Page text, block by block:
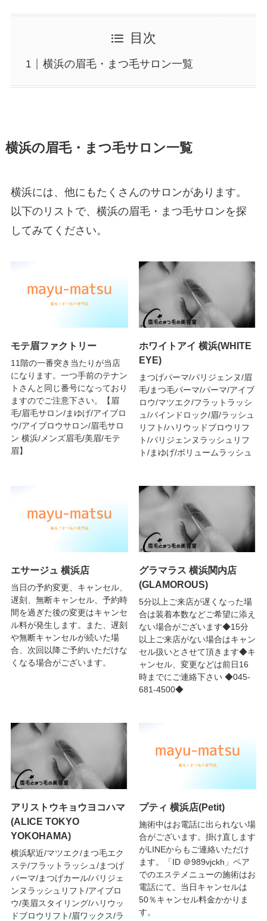
目次
横浜の眉毛・まつ毛サロン一覧
横浜の眉毛・まつ毛サロン一覧
横浜には、他にもたくさんのサロンがあります。
以下のリストで、横浜の眉毛・まつ毛サロンを探
してみてください。
モテ眉ファクトリー
11階の一番突き当たりが当店
になります。一つ手前のテナン
トさんと同じ番号になっており
ますのでご注意下さい。【眉
毛/眉毛サロン/まゆげ/アイブロ
ウ/アイブロウサロン/眉毛サロ
ン 横浜/メンズ眉毛/美眉/モテ
眉】
ホワイトアイ 横浜(WHITE
EYE)
まつげパーマ/パリジェンヌ/眉
毛/まつ毛パーマ/パーマ/アイブ
ロウ/マツエク/フラットラッシ
ュ/バインドロック/眉/ラッシュ
リフト/ハリウッドブロウリフ
ト/パリジェンヌラッシュリフ
ト/まゆげ/ボリュームラッシュ
エサージュ 横浜店
当日の予約変更、キャンセル、
遅刻、無断キャンセル、予約時
間を過ぎた後の変更はキャンセ
ル料が発生します。また、遅刻
や無断キャンセルが続いた場
合、次回以降ご予約いただけな
くなる場合がございます。
グラマラス 横浜関内店
(GLAMOROUS)
5分以上ご来店が遅くなった場
合は装着本数などご希望に添え
ない場合がございます◆15分
以上ご来店がない場合はキャン
セル扱いとさせて頂きます◆キ
ャンセル、変更などは前日16
時までにご連絡下さい ◆045-
681-4500◆
アリストウキョウヨコハマ
(ALICE TOKYO
YOKOHAMA)
横浜駅近/マツエク/まつ毛エク
ステ/フラットラッシュ/まつげ
パーマ/まつげカール/パリジェ
ンヌラッシュリフト/アイブロ
ウ/美眉スタイリング/ハリウッ
ドブロウリフト/眉ワックス/ラ
プティ 横浜店(Petit)
施術中はお電話に出られない場
合がございます。掛け直します
がLINEからもご連絡いただけ
ます。「ID ＠989vjckh」ペア
でのエステメニューの施術はお
電話にて。当日キャンセルは
50％キャンセル料金かかりま
す。